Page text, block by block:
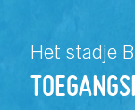
Het stadje